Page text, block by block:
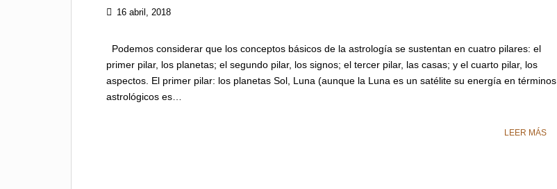
16 abril, 2018
Podemos considerar que los conceptos básicos de la astrología se sustentan en cuatro pilares: el
primer pilar, los planetas; el segundo pilar, los signos; el tercer pilar, las casas; y el cuarto pilar, los
aspectos. El primer pilar: los planetas Sol, Luna (aunque la Luna es un satélite su energía en términos
astrológicos es…
LEER MÁS